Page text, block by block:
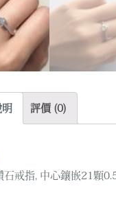
評價 (0)
石戒指, 中心鑲嵌21顆